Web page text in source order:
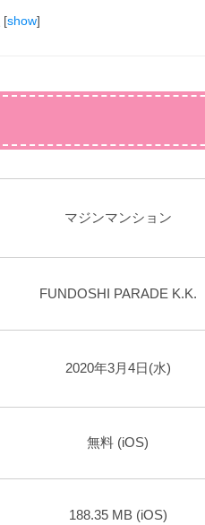
[show]
マジンマンション
FUNDOSHI PARADE K.K.
2020年3月4日(水)
無料 (iOS)
188.35 MB (iOS)